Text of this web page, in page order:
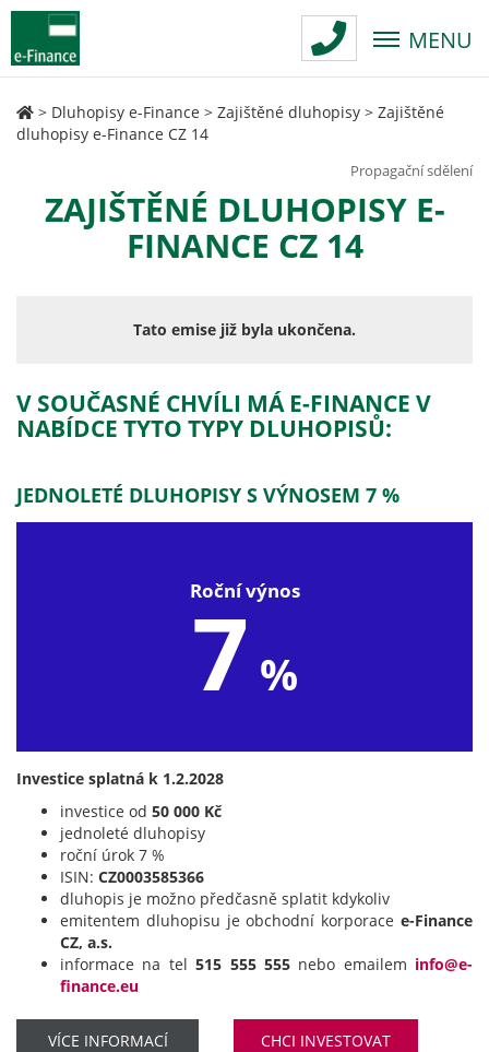
MENU
> Dluhopisy e-Finance > Zajištěné dluhopisy > Zajištěné
dluhopisy e-Finance CZ 14
Propagační sdělení
ZAJIŠTĚNÉ DLUHOPISY E-
FINANCE CZ 14
Tato emise již byla ukončena.
V SOUČASNÉ CHVÍLI MÁ E-FINANCE V
NABÍDCE TYTO TYPY DLUHOPISŮ:
JEDNOLETÉ DLUHOPISY S VÝNOSEM 7 %
Roční výnos
7 %
Investice splatná k 1.2.2028
investice od 50 000 Kč
jednoleté dluhopisy
roční úrok 7 %
ISIN: CZ0003585366
dluhopis je možno předčasně splatit kdykoliv
emitentem dluhopisu je obchodní korporace e-Finance
CZ, a.s.
informace na tel515 555 555nebo emailem info@e-
finance.eu
VÍCE INFORMACÍ CHCI INVESTOVAT